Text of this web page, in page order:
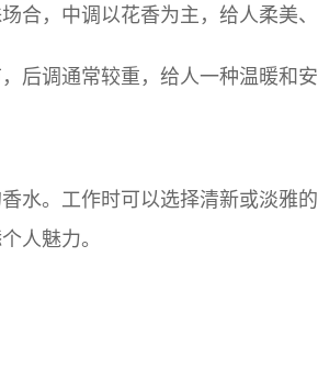
合，中调以花香为主，给人柔美、
后调通常较重，给人一种温暖和安
水。工作时可以选择清新或淡雅
人魅力。